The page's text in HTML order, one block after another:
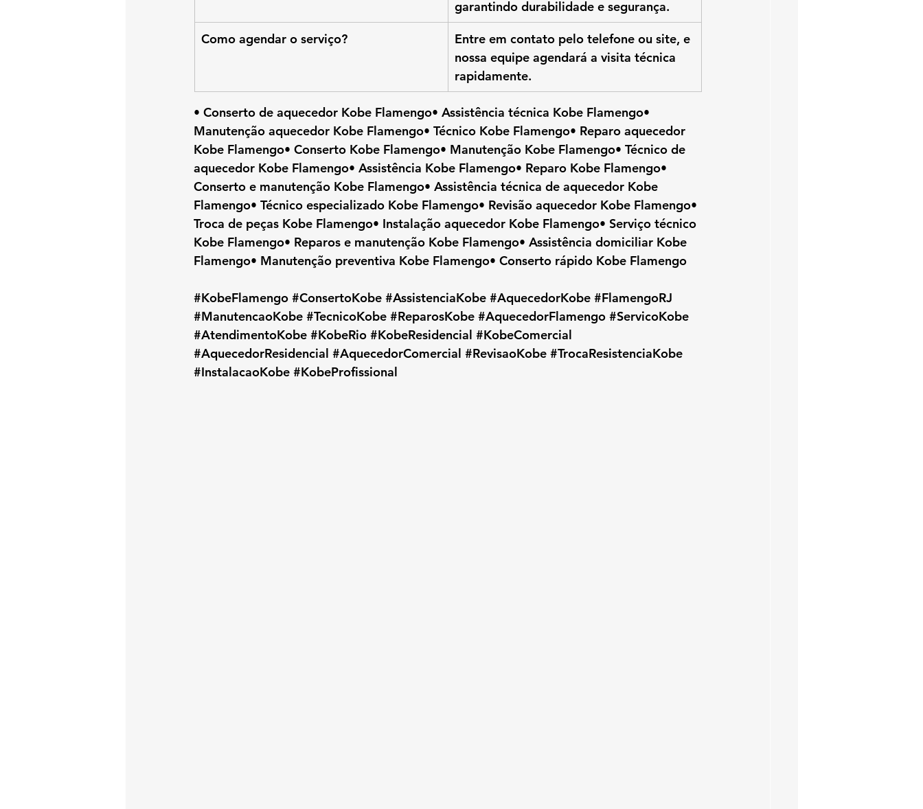
garantindo durabilidade e segurança.
Como agendar o serviço?
Entre em contato pelo telefone ou site, e
nossa equipe agendará a visita técnica
rapidamente.
• Conserto de aquecedor Kobe Flamengo• Assistência técnica Kobe Flamengo•
Manutenção aquecedor Kobe Flamengo• Técnico Kobe Flamengo• Reparo aquecedor
Kobe Flamengo• Conserto Kobe Flamengo• Manutenção Kobe Flamengo• Técnico de
aquecedor Kobe Flamengo• Assistência Kobe Flamengo• Reparo Kobe Flamengo•
Conserto e manutenção Kobe Flamengo• Assistência técnica de aquecedor Kobe
Flamengo• Técnico especializado Kobe Flamengo• Revisão aquecedor Kobe Flamengo•
Troca de peças Kobe Flamengo• Instalação aquecedor Kobe Flamengo• Serviço técnico
Kobe Flamengo• Reparos e manutenção Kobe Flamengo• Assistência domiciliar Kobe
Flamengo• Manutenção preventiva Kobe Flamengo• Conserto rápido Kobe Flamengo
#KobeFlamengo #ConsertoKobe #AssistenciaKobe #AquecedorKobe #FlamengoRJ
#ManutencaoKobe #TecnicoKobe #ReparosKobe #AquecedorFlamengo #ServicoKobe
#AtendimentoKobe #KobeRio #KobeResidencial #KobeComercial
#AquecedorResidencial #AquecedorComercial #RevisaoKobe #TrocaResistenciaKobe
#InstalacaoKobe #KobeProfissional